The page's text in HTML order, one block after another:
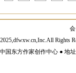
Rights
国东方作家创作中心 ● 地